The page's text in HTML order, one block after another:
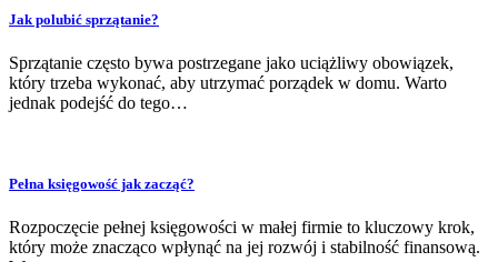
Jak polubić sprzątanie?
Sprzątanie często bywa postrzegane jako uciążliwy obowiązek,
który trzeba wykonać, aby utrzymać porządek w domu. Warto
jednak podejść do tego…
Pełna księgowość jak zacząć?
Rozpoczęcie pełnej księgowości w małej firmie to kluczowy krok,
który może znacząco wpłynąć na jej rozwój i stabilność finansową.